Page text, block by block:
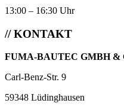
13:00 – 16:30 Uhr
// KONTAKT
FUMA-BAUTEC GMBH &
Carl-Benz-Str. 9
59348 Lüdinghausen